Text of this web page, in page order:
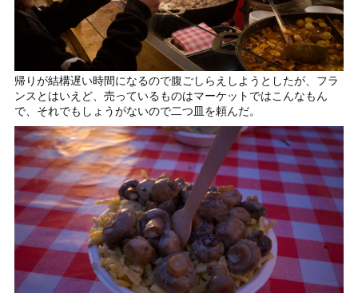
帰りが結構遅い時間になるので腹ごしらえしようとしたが、フラ
ンスとはいえど、売っているものはマーケットではこんなもん
で、それでもしょうがないので二つ皿を頼んだ。